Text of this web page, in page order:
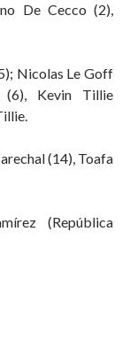
De Cecco (2),
Nicolas Le Goff
(6), Kevin Tillie
(14), Toafa
(República